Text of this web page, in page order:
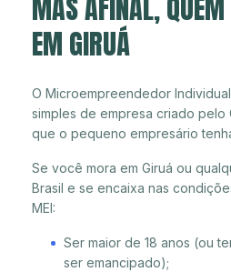
MAS AFINAL,
EM GIRUÁ
O Microempreendedor
simples de empresa criado pelo
que o pequeno empresário
Se você mora em Giruá ou
Brasil e se encaixa nas
MEI:
Ser maior de 18 anos (ou
ser emancipado);